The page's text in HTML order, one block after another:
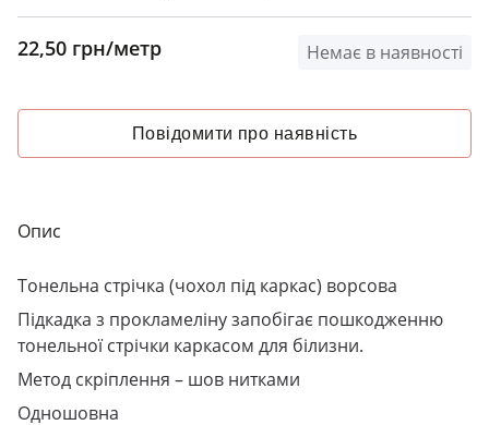
22,50 грн/метр Немає в наявності
Опис
Тонельна стрічка (чохол під каркас) ворсова
Підкадка з прокламеліну запобігає пошкодженню
тонельної стрічки каркасом для білизни.
Метод скріплення – шов нитками
Одношовна